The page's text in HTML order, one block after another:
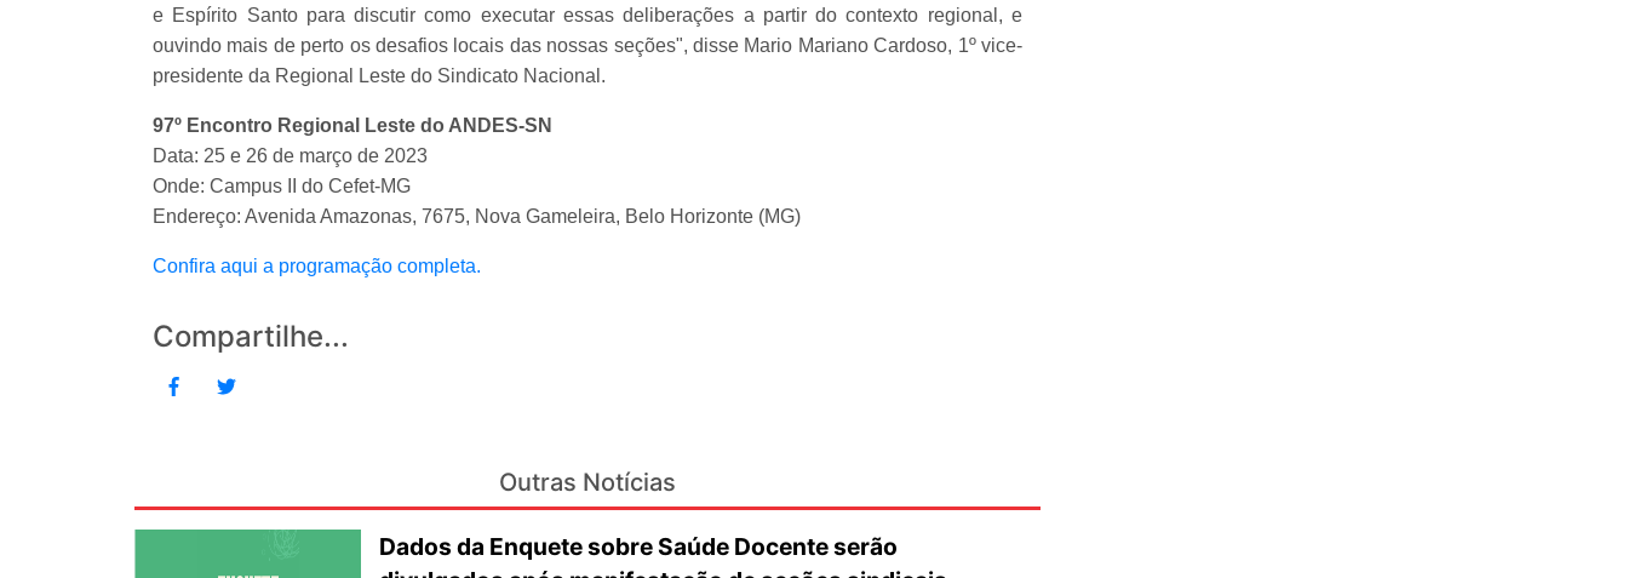
e Espírito Santo para discutir como executar essas deliberações a partir do contexto regional, e
ouvindo mais de perto os desafios locais das nossas seções", disse Mario Mariano Cardoso, 1º vice-
presidente da Regional Leste do Sindicato Nacional.
97º Encontro Regional Leste do ANDES-SN
Data: 25 e 26 de março de 2023
Onde: Campus II do Cefet-MG
Endereço: Avenida Amazonas, 7675, Nova Gameleira, Belo Horizonte (MG)
Confira aqui a programação completa.
Compartilhe...
Outras Notícias
Dados da Enquete sobre Saúde Docente serão